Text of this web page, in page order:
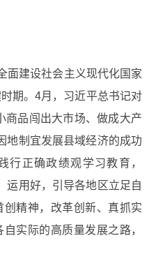
面建设社会主义现代化国家
期。4月，习近平总书记对
商品闯出大市场、做成大产
地制宜发展县域经济的成功
行正确政绩观学习教育，
运用好，引导各地区立足自
精神，改革创新、真抓实
实际的高质量发展之路，